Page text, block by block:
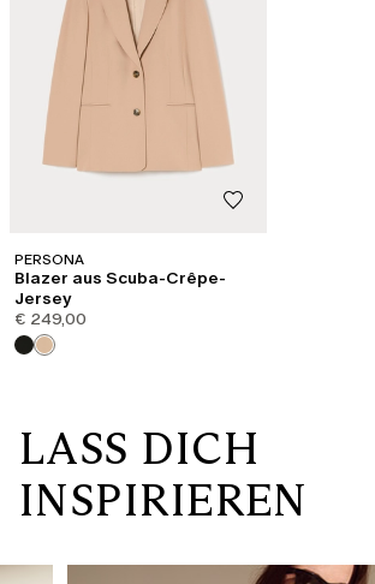
PERSONA
Blazer aus Scuba-Crêpe-
Jersey
€ 249,00
LASS DICH
INSPIRIEREN